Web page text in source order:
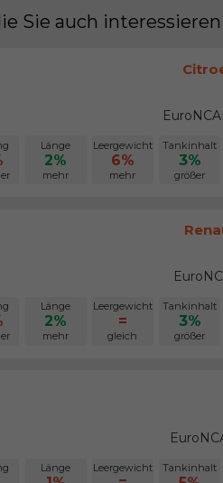
Sie auch
Länge
2%
mehr
Leergewicht
6%
mehr
Tankinhalt
3%
größer
Länge
2%
mehr
Leergewicht
=
gleich
Tankinhalt
3%
größer
Länge Leergewicht Tankinhalt